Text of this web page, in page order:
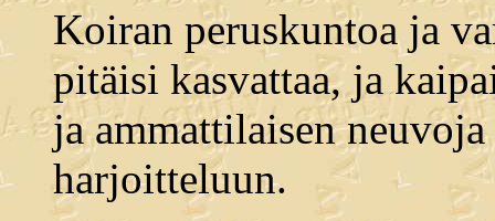
Koiran peruskuntoa ja
pitäisi kasvattaa, ja
ja ammattilaisen
harjoitteluun.